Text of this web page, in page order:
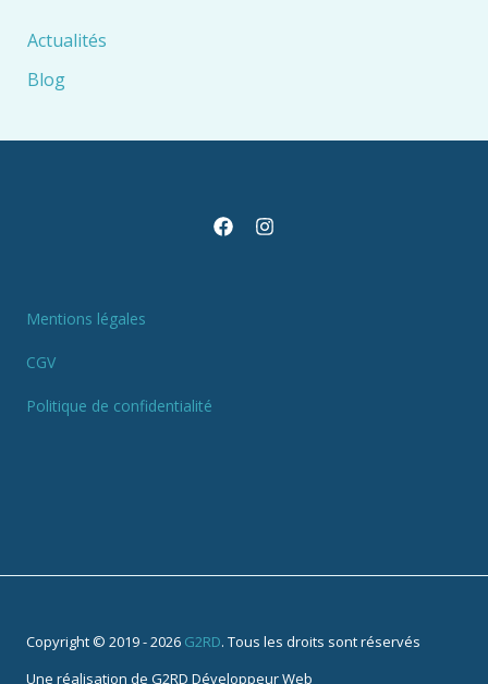
Actualités
Blog
Mentions légales
CGV
Politique de confidentialité
Copyright © 2019 - 2026 G2RD. Tous les droits sont réservés
Une réalisation de G2RD Développeur Web